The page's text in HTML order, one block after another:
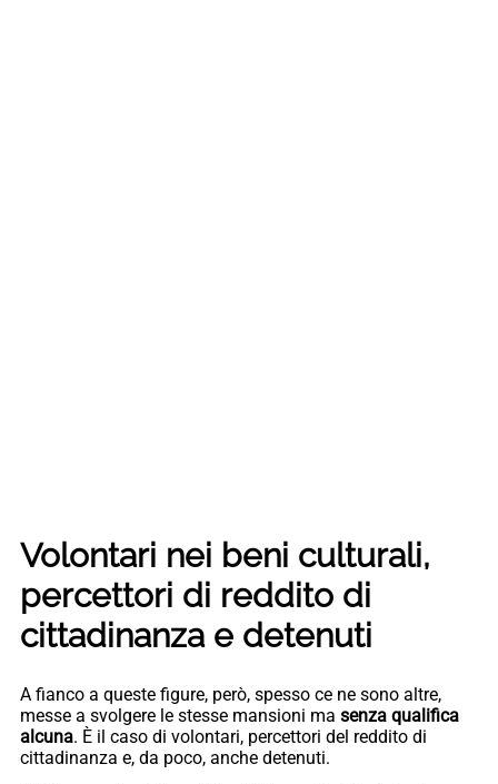
Volontari nei beni culturali,
percettori di reddito di
cittadinanza e detenuti
A fianco a queste figure, però, spesso ce ne sono altre,
messe a svolgere le stesse mansioni ma senza qualifica
alcuna. È il caso di volontari, percettori del reddito di
cittadinanza e, da poco, anche detenuti.